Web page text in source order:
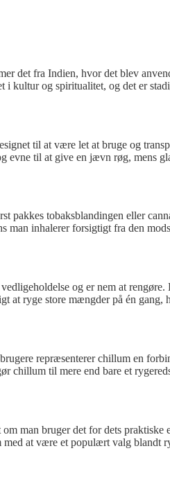
det fra Indien, hvor det blev
kultur og spiritualitet, og det er
til at være let at bruge og
evne til at give en jævn røg, mens
pakkes tobaksblandingen eller
inhalerer forsigtigt fra den
og er nem at
at ryge store mængder på én
repræsenterer chillum en
chillum til mere end bare et
man bruger det for dets
at være et populært valg blandt